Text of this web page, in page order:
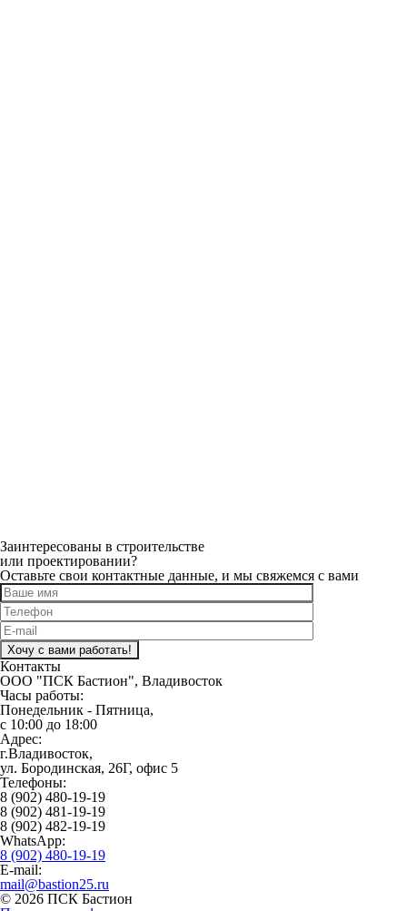
Заинтересованы в строительстве
или проектировании?
Оставьте свои контактные данные, и мы свяжемся с вами
Оставьте это поле пустым.
Контакты
ООО "ПСК Бастион", Владивосток
Часы работы:
Понедельник - Пятница,
с 10:00 до 18:00
Адрес:
г.Владивосток,
ул. Бородинская, 26Г, офис 5
Телефоны:
8 (902) 480-19-19
8 (902) 481-19-19
8 (902) 482-19-19
WhatsApp:
8 (902) 480-19-19
E-mail:
mail@bastion25.ru
© 2026 ПСК Бастион